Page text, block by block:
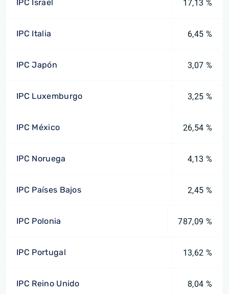
IPC Israel 17,13 %
IPC Italia 6,45 %
IPC Japón 3,07 %
IPC Luxemburgo 3,25 %
IPC México 26,54 %
IPC Noruega 4,13 %
IPC Países Bajos 2,45 %
IPC Polonia 787,09 %
IPC Portugal 13,62 %
IPC Reino Unido 8,04 %